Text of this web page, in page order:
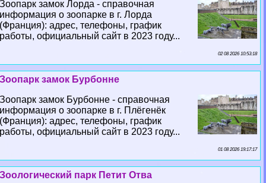
Зоопарк замок Лорда - справочная
информация о зоопарке в г. Лорда
(Франция): адрес, телефоны, график
работы, официальный сайт в 2023 году...
02 08 2026 10:53:18
Зоопарк замок Бурбонне
Зоопарк замок Бурбонне - справочная
информация о зоопарке в г. Плёгенёк
(Франция): адрес, телефоны, график
работы, официальный сайт в 2023 году...
01 08 2026 19:17:17
Зоологический парк Петит Отва